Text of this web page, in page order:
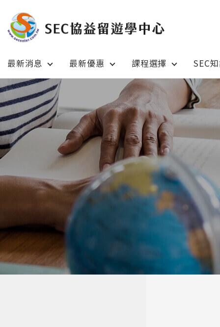
最新消息 最新優惠 課程選擇 SEC
Latest News 最新消息
綜合訊息
加拿大 Canada
日本 Japan
澳洲 Australia
英國 UK/愛爾蘭 Ireland
美國 USA
寒暑假遊學團 Camp
加拿大
英國
美國
紐西
亞洲